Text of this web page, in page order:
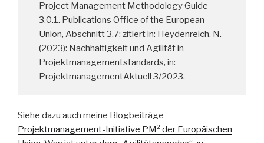
Project Management Methodology Guide
3.0.1. Publications Office of the European
Union, Abschnitt 3.7: zitiert in: Heydenreich, N.
(2023): Nachhaltigkeit und Agilität in
Projektmanagementstandards, in:
ProjektmanagementAktuell 3/2023.
Siehe dazu auch meine Blogbeiträge
Projektmanagement-Initiative PM² der Europäischen